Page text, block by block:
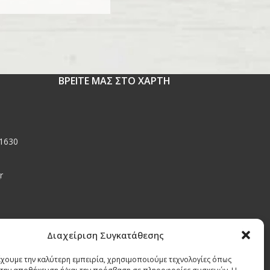
Διαχείριση Συγκατάθεσης
την καλύτερη εμπειρία, χρησιμοποιούμε τεχνολογίες όπως
ΒΡΕΙΤΕ ΜΑΣ ΣΤΟ ΧΑΡΤΗ